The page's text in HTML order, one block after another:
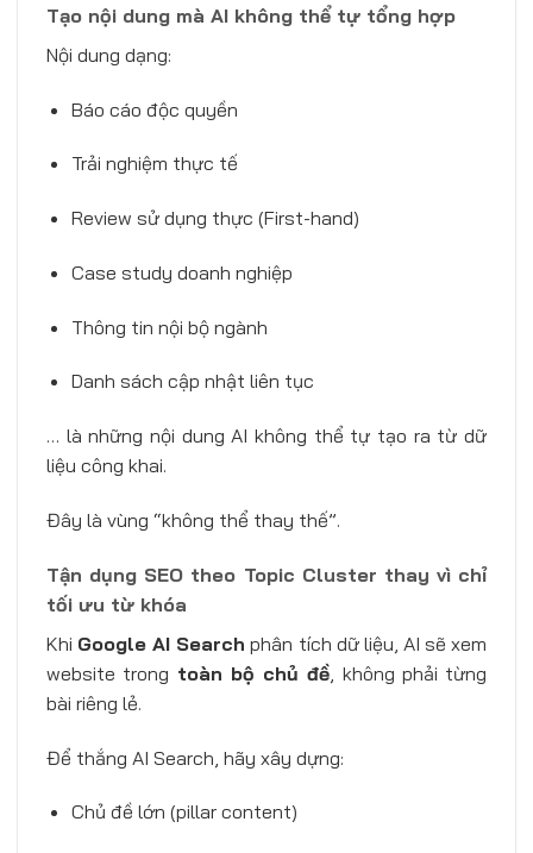
Tạo nội dung mà AI không thể tự tổng hợp
Nội dung dạng:
Báo cáo độc quyền
Trải nghiệm thực tế
Review sử dụng thực (First-hand)
Case study doanh nghiệp
Thông tin nội bộ ngành
Danh sách cập nhật liên tục
… là những nội dung AI không thể tự tạo ra từ dữ
liệu công khai.
Đây là vùng “không thể thay thế”.
Tận dụng SEO theo Topic Cluster thay vì chỉ
tối ưu từ khóa
Khi Google AI Search phân tích dữ liệu, AI sẽ xem
website trong toàn bộ chủ đề , không phải từng
bài riêng lẻ.
Để thắng AI Search, hãy xây dựng:
Chủ đề lớn (pillar content)